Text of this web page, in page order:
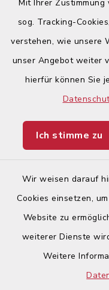
Mit Ihrer
sog. Tracking-
verstehen, wie unsere
unser Angebot weiter
hierfür können Sie
Ich stimme zu
Wir weisen darauf
Cookies einsetzen,
Website zu
weiterer Dienste
Weitere
Quicklinks
Begegnungsland
Ticketportal